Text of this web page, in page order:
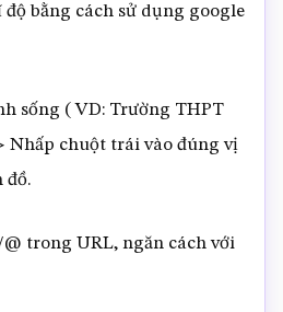
độ bằng cách sử dụng google
sống ( VD: Trường THPT
Nhấp chuột trái vào đúng vị
đồ.
trong URL, ngăn cách với